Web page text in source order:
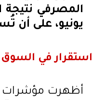
يونيو، على أن
استقرار في السوق
أظهرت مؤشرات